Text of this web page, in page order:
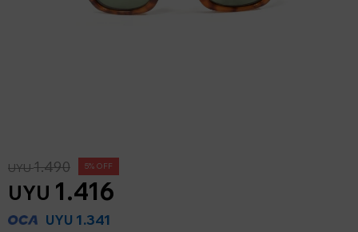
UYU 1.416
UYU1.490 5
UYU 1.341